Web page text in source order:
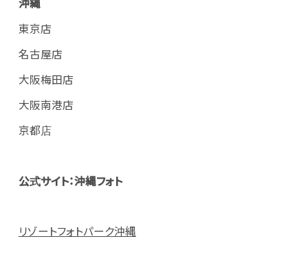
沖縄
東京店
名古屋店
大阪梅田店
大阪南港店
京都店
公式サイト：沖縄フォト
リゾートフォトパーク沖縄